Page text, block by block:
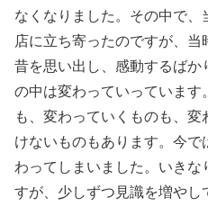
なくなりました。その中で
店に立ち寄ったのですが、
昔を思い出し、感動するば
の中は変わっていっていま
も、変わっていくものも、
けないものもあります。今
わってしまいました。いき
すが、少しずつ見識を増やし